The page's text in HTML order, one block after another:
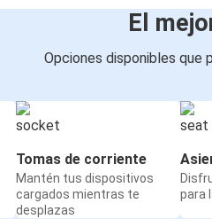
El
Opciones disponibles que
Tomas de corriente
Mantén tus dispositivos
cargados mientras te
desplazas
para